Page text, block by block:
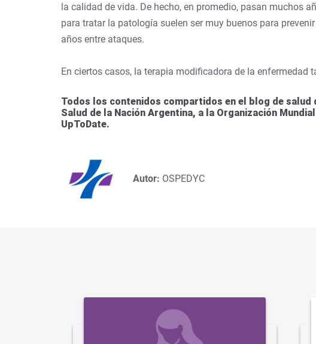
la calidad de vida. De hecho, en promedio, pasan muchos
para tratar la patología suelen ser muy buenos para
años entre ataques.
En ciertos casos, la terapia modificadora de la
Todos los contenidos compartidos en el blog de salud
Salud de la Nación Argentina, a la Organización
UpToDate.
Autor: OSPEDYC